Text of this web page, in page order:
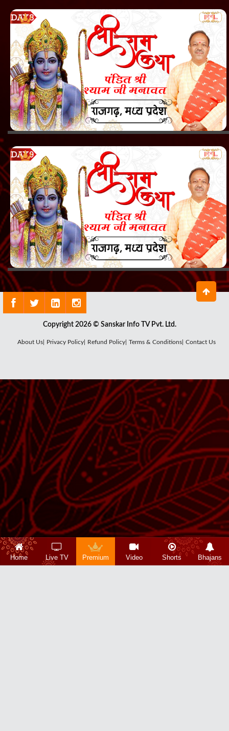
Copyright 2026 © Sanskar Info TV Pvt. Ltd.
About Us| Privacy Policy| Refund Policy| Terms & Conditions| Contact Us
Home Live TV Premium Video Shorts Bhajans